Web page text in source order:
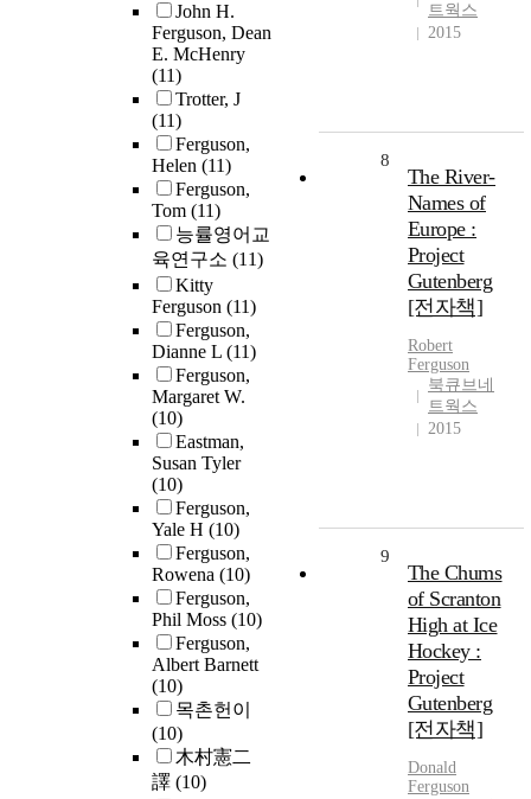
John H.
Ferguson, Dean
E. McHenry
(11)
Trotter, J
(11)
Ferguson,
Helen (11)
Ferguson,
Tom (11)
능률영어교
육연구소 (11)
Kitty
Ferguson (11)
Ferguson,
Dianne L (11)
Ferguson,
Margaret W.
(10)
Eastman,
Susan Tyler
(10)
Ferguson,
Yale H (10)
Ferguson,
Rowena (10)
Ferguson,
Phil Moss (10)
Ferguson,
Albert Barnett
(10)
목촌헌이
(10)
木村憲二
譯 (10)
트웍스
2015
8
The River-
Names of
Europe :
Project
Gutenberg
[전자책]
Robert
Ferguson
북큐브네
트웍스
2015
9
The Chums
of Scranton
High at Ice
Hockey :
Project
Gutenberg
[전자책]
Donald
Ferguson